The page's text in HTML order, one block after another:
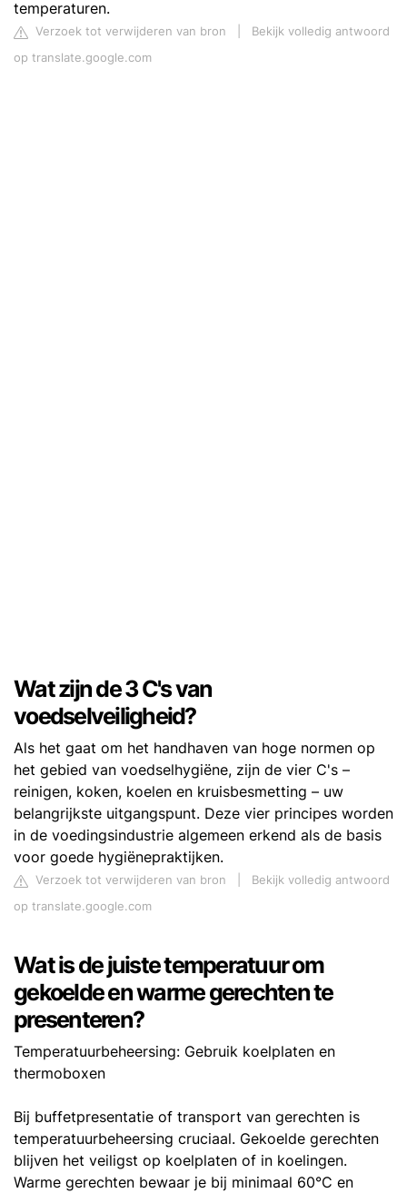
temperaturen.
Verzoek tot verwijderen van bron
Bekijk volledig antwoord
op translate.google.com
Wat zijn de 3 C's van
voedselveiligheid?
Als het gaat om het handhaven van hoge normen op
het gebied van voedselhygiëne, zijn de vier C's –
reinigen, koken, koelen en kruisbesmetting – uw
belangrijkste uitgangspunt. Deze vier principes worden
in de voedingsindustrie algemeen erkend als de basis
voor goede hygiënepraktijken.
Verzoek tot verwijderen van bron
Bekijk volledig antwoord
op translate.google.com
Wat is de juiste temperatuur om
gekoelde en warme gerechten te
presenteren?
Temperatuurbeheersing: Gebruik koelplaten en
thermoboxen
Bij buffetpresentatie of transport van gerechten is
temperatuurbeheersing cruciaal. Gekoelde gerechten
blijven het veiligst op koelplaten of in koelingen.
Warme gerechten bewaar je bij minimaal 60°C en